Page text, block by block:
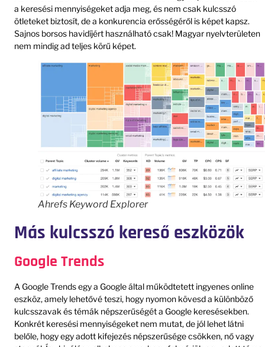
a keresési mennyiségeket adja meg, és nem csak kulcsszó
ötleteket biztosít, de a konkurencia erősségéről is képet kapsz.
Sajnos borsos havidíjért használható csak! Magyar nyelvterületen
nem mindig ad teljes körű képet.
Ahrefs Keyword Explorer
Más kulcsszó kereső eszközök
Google Trends
A Google Trends egy a Google által működtetett ingyenes online
eszköz, amely lehetővé teszi, hogy nyomon kövesd a különböző
kulcsszavak és témák népszerűségét a Google keresésekben.
Konkrét keresési mennyiségeket nem mutat, de jól lehet látni
belőle, hogy egy adott kifejezés népszerűsége csökken, nő vagy